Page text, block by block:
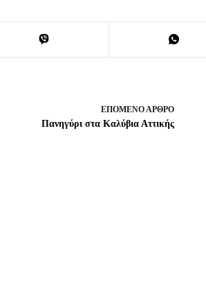
ΕΠΌΜΕΝΟΆΡΘΡΟ
Πανηγύρι στα Καλύβια Αττικής